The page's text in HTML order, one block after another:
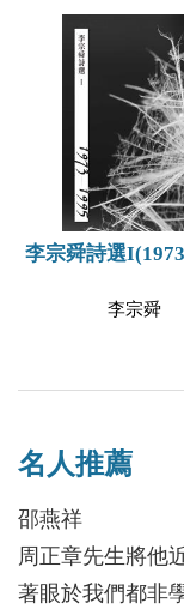
李宗舜詩選
李宗舜
名人推薦
邵燕祥
周正章先生將他
著眼於我們都非